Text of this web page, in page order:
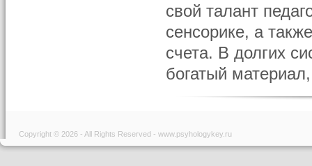
свой талант
сенсорике, а
счета. В долгих
богатый
Copyright © 2026 - All Rights Reserved - www.psyhologykey.ru